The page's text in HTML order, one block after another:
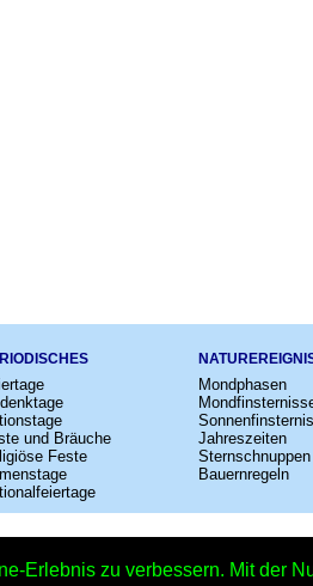
Erlebnis zu verbessern. Mit der
und Bräuche
Feste
Mondphasen
Jahreszeiten
Sternschnuppen
Bauernregeln
Herbstferien in